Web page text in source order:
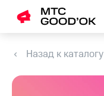
Назад к каталогу